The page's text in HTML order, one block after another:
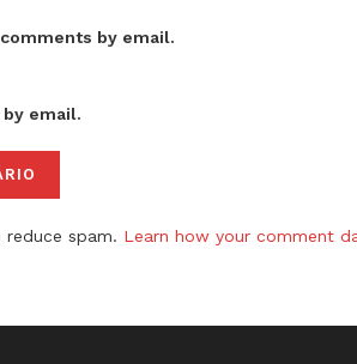
by email.
email.
reduce spam. Learn how your comment